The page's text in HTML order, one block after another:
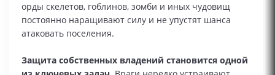
орды скелетов, гоблинов, зомби и иных чудовищ
постоянно наращивают силу и не упустят шанса
атаковать поселения.
Защита собственных владений становится одной